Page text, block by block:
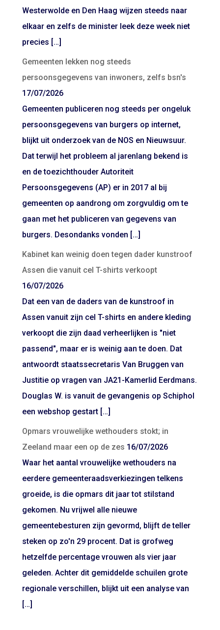
Westerwolde en Den Haag wijzen steeds naar
elkaar en zelfs de minister leek deze week niet
precies […]
Gemeenten lekken nog steeds
persoonsgegevens van inwoners, zelfs bsn's
17/07/2026
Gemeenten publiceren nog steeds per ongeluk
persoonsgegevens van burgers op internet,
blijkt uit onderzoek van de NOS en Nieuwsuur.
Dat terwijl het probleem al jarenlang bekend is
en de toezichthouder Autoriteit
Persoonsgegevens (AP) er in 2017 al bij
gemeenten op aandrong om zorgvuldig om te
gaan met het publiceren van gegevens van
burgers. Desondanks vonden […]
Kabinet kan weinig doen tegen dader kunstroof
Assen die vanuit cel T-shirts verkoopt
16/07/2026
Dat een van de daders van de kunstroof in
Assen vanuit zijn cel T-shirts en andere kleding
verkoopt die zijn daad verheerlijken is "niet
passend", maar er is weinig aan te doen. Dat
antwoordt staatssecretaris Van Bruggen van
Justitie op vragen van JA21-Kamerlid Eerdmans.
Douglas W. is vanuit de gevangenis op Schiphol
een webshop gestart […]
Opmars vrouwelijke wethouders stokt; in
Zeeland maar een op de zes 16/07/2026
Waar het aantal vrouwelijke wethouders na
eerdere gemeenteraadsverkiezingen telkens
groeide, is die opmars dit jaar tot stilstand
gekomen. Nu vrijwel alle nieuwe
gemeentebesturen zijn gevormd, blijft de teller
steken op zo'n 29 procent. Dat is grofweg
hetzelfde percentage vrouwen als vier jaar
geleden. Achter dit gemiddelde schuilen grote
regionale verschillen, blijkt uit een analyse van
[…]